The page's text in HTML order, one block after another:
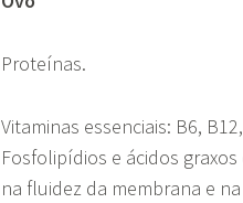
Proteínas.
Vitaminas essenciais: B6,
Fosfolipídios e ácidos
na fluidez da membrana e